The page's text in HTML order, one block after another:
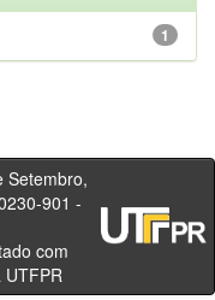
1
901 -
com
UTFPR